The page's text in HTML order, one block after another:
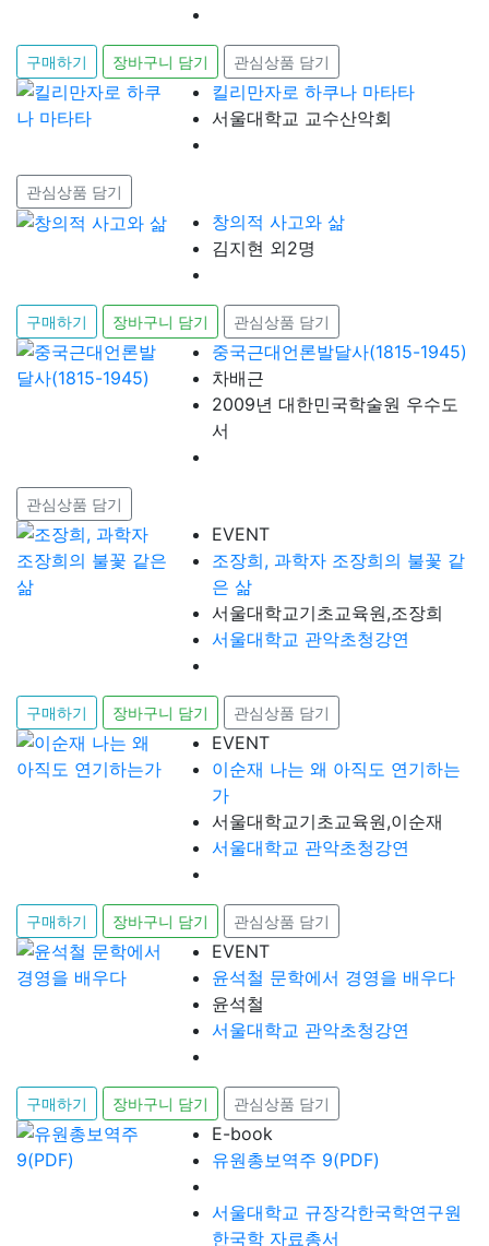
구매하기 장바구니 담기 관심상품 담기
킬리만자로 하쿠나 마타타
서울대학교 교수산악회
관심상품 담기
창의적 사고와 삶
김지현 외2명
구매하기 장바구니 담기 관심상품 담기
중국근대언론발달사(1815-1945)
차배근
2009년 대한민국학술원 우수도
서
관심상품 담기
EVENT
조장희, 과학자 조장희의 불꽃 같
은 삶
서울대학교기초교육원,조장희
서울대학교 관악초청강연
구매하기 장바구니 담기 관심상품 담기
EVENT
이순재 나는 왜 아직도 연기하는
가
서울대학교기초교육원,이순재
서울대학교 관악초청강연
구매하기 장바구니 담기 관심상품 담기
EVENT
윤석철 문학에서 경영을 배우다
윤석철
서울대학교 관악초청강연
구매하기 장바구니 담기 관심상품 담기
E-book
유원총보역주 9(PDF)
서울대학교 규장각한국학연구원
한국학 자료총서